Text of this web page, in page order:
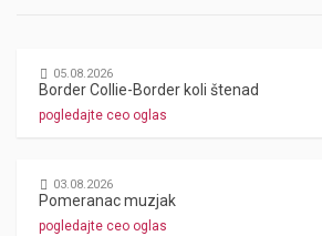
05.08.2026
Border Collie-Border koli štenad
pogledajte ceo oglas
03.08.2026
Pomeranac muzjak
pogledajte ceo oglas